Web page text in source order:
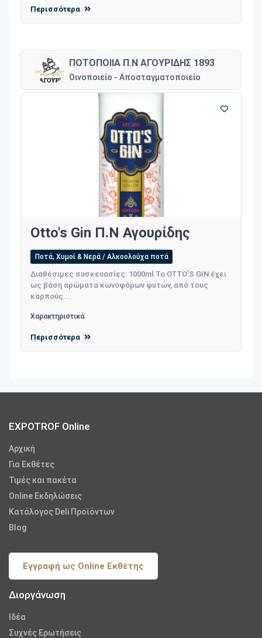
Περισσότερα
ΠΟΤΟΠΟΙΙΑ Π.Ν ΑΓΟΥΡΙΔΗΣ 1893
Οινοποιείο - Αποσταγματοποιείο
Otto's Gin Π.Ν Αγουρίδης
Ποτά, Χυμοί & Νερά / Αλκοολούχα ποτά
Διαθέσιμες συσκευασίες: 1000ml.Το OTTO'S GIN έχει
ως βάση αρώματα κωνοφόρων φυτών, από τους
καρπούς...
Χαρακτηριστικά
Περισσότερα
EXPOTROF Online
Αρχική
Για Εκθέτες
Τιμές και πακέτα
Online Εκδηλώσεις
Κατάλογος Deli Προϊόντων
Blog
Εγγραφή ως Online Εκθέτης
Διοργάνωση
Iδέα
Συχνές Ερωτήσεις